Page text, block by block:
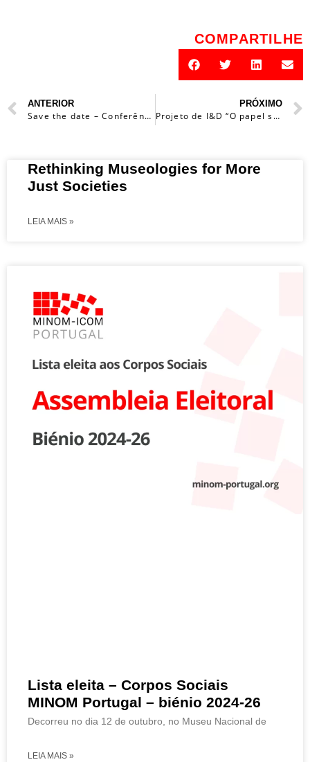
COMPARTILHE
ANTERIOR
Save the date – Conferência Internacional MINOM 2024 – Catania, Sicilia, IT
PRÓXIMO
Projeto de I&D “O papel social da inovação nos museus portugueses” – INOMPOR
Rethinking Museologies for More
Just Societies
LEIA MAIS »
Lista eleita – Corpos Sociais
MINOM Portugal – biénio 2024-26
Decorreu no dia 12 de outubro, no Museu Nacional de
LEIA MAIS »